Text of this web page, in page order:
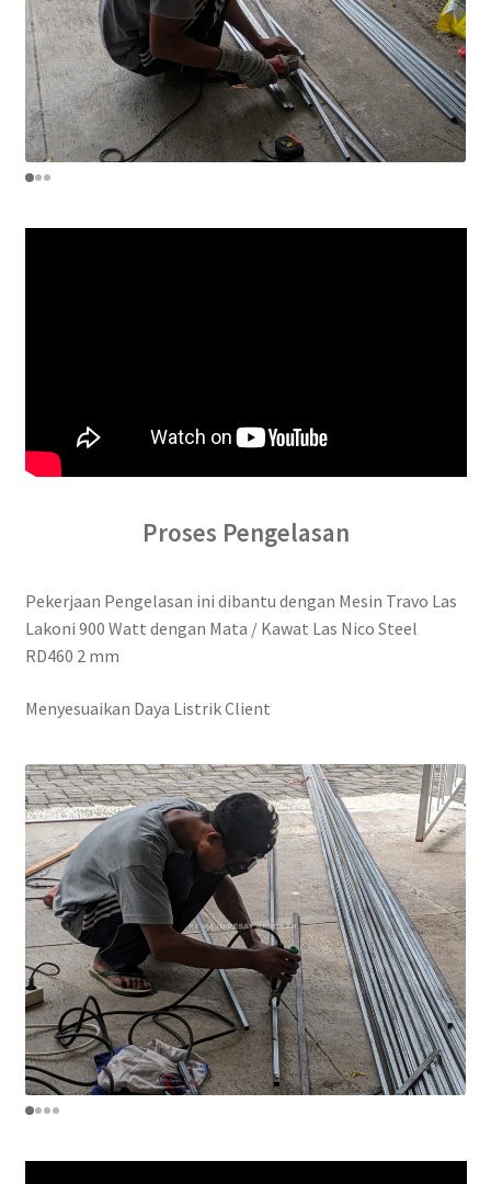
Proses Pengelasan
Pekerjaan Pengelasan ini dibantu dengan Mesin Travo Las
Lakoni 900 Watt dengan Mata / Kawat Las Nico Steel
RD460 2 mm
Menyesuaikan Daya Listrik Client